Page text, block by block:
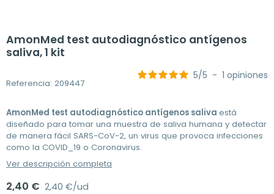
AmonMed test autodiagnóstico antígenos
saliva, 1 kit
Referencia: 209447
5/5 - 1 opiniones
AmonMed test autodiagnóstico antígenos saliva está
diseñado para tomar una muestra de saliva humana y detectar
de manera fácil SARS-CoV-2, un virus que provoca infecciones
como la COVID_19 o Coronavirus.
Ver descripción completa
2,40 € 2,40 €/ud